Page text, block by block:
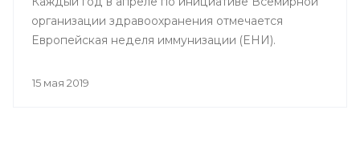
организации здравоохранения отмечается
Европейская неделя иммунизации (ЕНИ).
15 мая 2019